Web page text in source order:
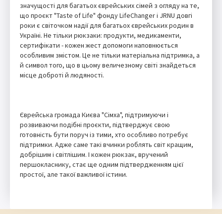
значущості для багатьох єврейських сімей з огляду на те,
що проєкт "Taste of Life" фонду LifeChanger і JRNU довгі
роки є світочком надії для багатьох єврейських родин в
Україні. Не тільки рюкзаки: продукти, медикаменти,
сертифікати - кожен жест допомоги наповнюється
особливим змістом. Це не тільки матеріальна підтримка, а
й символ того, що в цьому величезному світі знайдеться
місце доброті й людяності.
Єврейська громада Києва "Сімха", підтримуючи і
розвиваючи подібні проєкти, підтверджує свою
готовність бути поруч із тими, хто особливо потребує
підтримки. Адже саме такі вчинки роблять світ кращим,
добрішим і світлішим. І кожен рюкзак, вручений
першокласнику, стає ще одним підтвердженням цієї
простої, але такої важливої істини.